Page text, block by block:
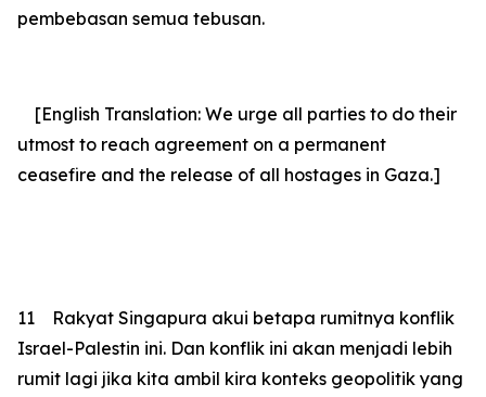
pembebasan semua tebusan.
[English Translation: We urge all parties to do their
utmost to reach agreement on a permanent
ceasefire and the release of all hostages in Gaza.]
11
Rakyat Singapura akui betapa rumitnya konflik
Israel-Palestin ini. Dan konflik ini akan menjadi lebih
rumit lagi jika kita ambil kira konteks geopolitik yang